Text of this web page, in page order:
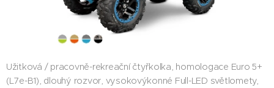
Užitková / pracovně-rekreační čtyřkolka, homologace Euro 5+
(L7e-B1), dlouhý rozvor, vysokovýkonné Full-LED světlomety,